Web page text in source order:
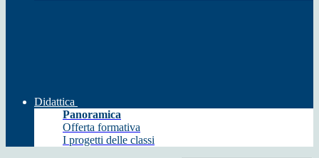
Didattica
Panoramica
Offerta formativa
I progetti delle classi